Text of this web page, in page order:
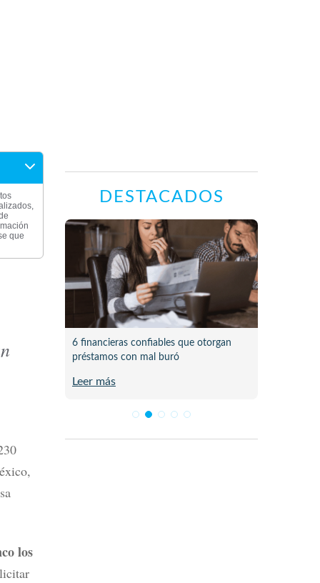
que
los
DESTACADOS
al
6 financieras confiables que otorgan
préstamos con mal buró
Leer más